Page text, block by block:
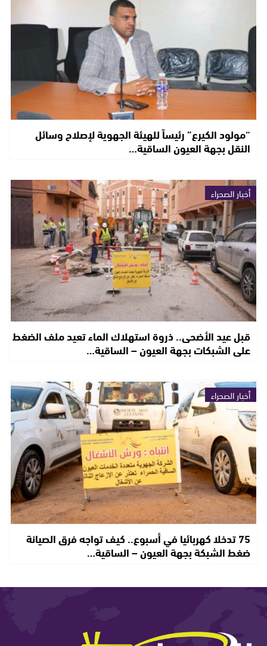
“مولود الكيرع” رئيساً للهيئة الجهوية لإصلاح وسائل
النقل بجهة العيون الساقية…
أخبار الصحراء
قبل عيد الأضحى.. ذروة استهلاك الماء تعيد ملف الضغط
على الشبكات بجهة العيون – الساقية…
أخبار الصحراء
75 تدخلا كهربائيا في أسبوع.. كيف تواجه فرق الصيانة
ضغط الشبكة بجهة العيون – الساقية…